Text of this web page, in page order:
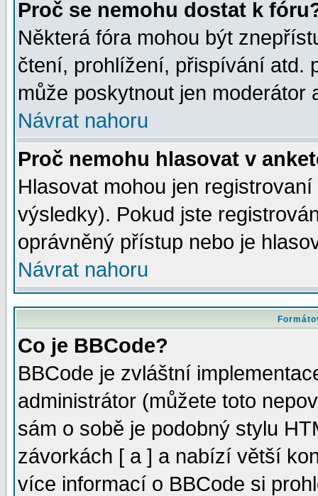
Proč se nemohu dostat k
Některá fóra mohou být
čtení, prohlížení, přispívání atd.
může poskytnout jen moderátor
Návrat nahoru
Proč nemohu hlasovat v
Hlasovat mohou jen
výsledky). Pokud jste
oprávněný přístup nebo je
Návrat nahoru
Co je BBCode?
BBCode je zvláštní
administrátor (můžete toto
sám o sobě je podobný stylu
závorkách [ a ] a nabízí větší
více informací o BBCode si